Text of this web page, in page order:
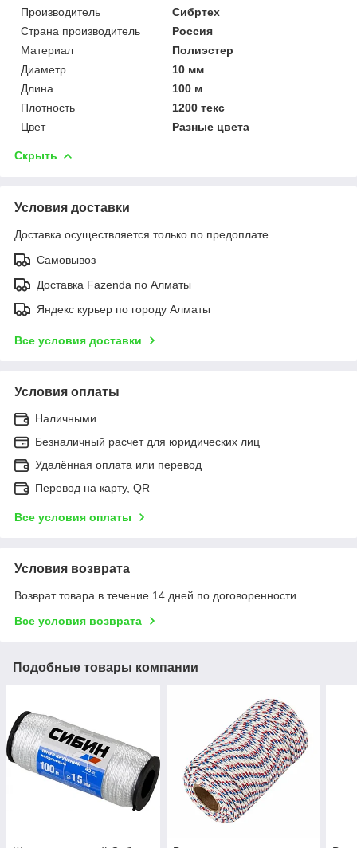
Производитель
Сибртех
Страна производитель
Россия
Материал
Полиэстер
Диаметр
10 мм
Длина
100 м
Плотность
1200 текс
Цвет
Разные цвета
Скрыть
Условия доставки
Доставка осуществляется только по предоплате.
Самовывоз
Доставка Fazenda по Алматы
Яндекс курьер по городу Алматы
Все условия доставки
Условия оплаты
Наличными
Безналичный расчет для юридических лиц
Удалённая оплата или перевод
Перевод на карту, QR
Все условия оплаты
Условия возврата
Возврат товара в течение 14 дней по договоренности
Все условия возврата
Подобные товары компании